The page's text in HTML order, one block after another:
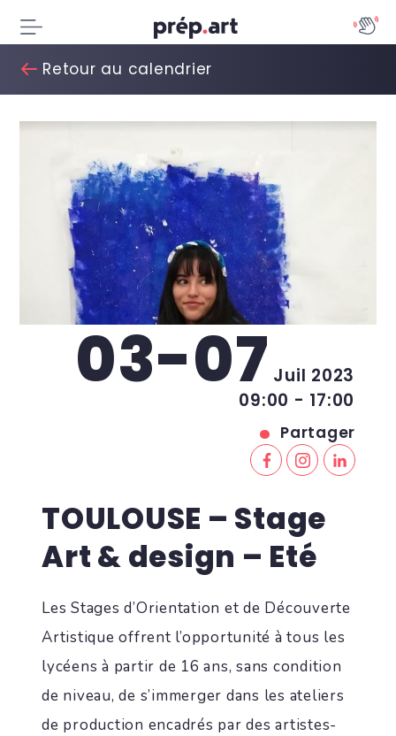
Retour au calendrier
03-07 Juil 2023
09:00 - 17:00
Partager
TOULOUSE – Stage
Art & design – Eté
Les Stages d’Orientation et de Découverte
Artistique offrent l’opportunité à tous les
lycéens à partir de 16 ans, sans condition
de niveau, de s’immerger dans les ateliers
de production encadrés par des artistes-